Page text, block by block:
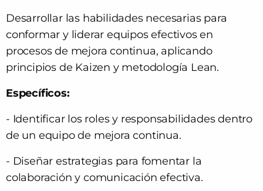
Desarrollar las habilidades necesarias para
conformar y liderar equipos efectivos en
procesos de mejora continua, aplicando
principios de Kaizen y metodología Lean.
Específicos:
- Identificar los roles y responsabilidades dentro
de un equipo de mejora continua.
- Diseñar estrategias para fomentar la
colaboración y comunicación efectiva.